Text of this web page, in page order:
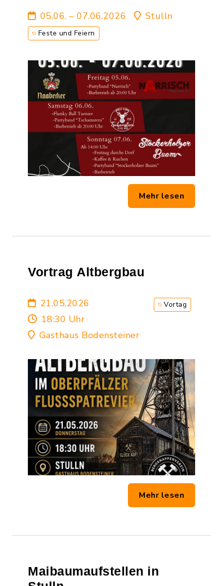
05.06. – 07.06.2026 Stulln
Feste und Feiern
Mehr lesen
Vortrag Altbergbau
21.05.2026
18:30 Uhr
Gasthaus Bodensteiner
Vortag
Mehr lesen
Maibaumaufstellen in